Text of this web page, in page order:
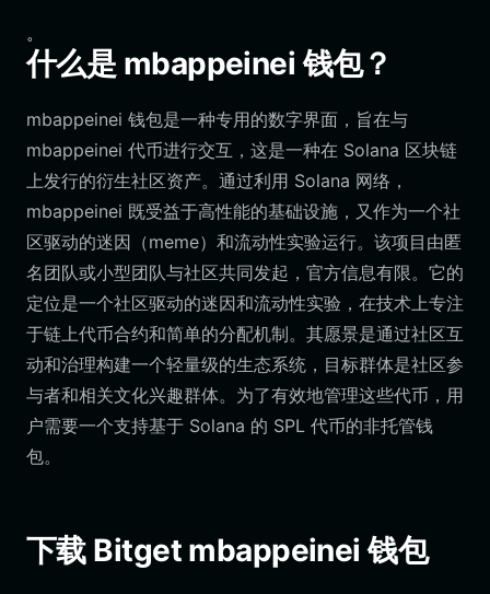
。
什么是 mbappeinei 钱包？
mbappeinei 钱包是一种专用的数字界面，旨在与
mbappeinei 代币进行交互，这是一种在 Solana 区块链
上发行的衍生社区资产。通过利用 Solana 网络，
mbappeinei 既受益于高性能的基础设施，又作为一个社
区驱动的迷因（meme）和流动性实验运行。该项目由匿
名团队或小型团队与社区共同发起，官方信息有限。它的
定位是一个社区驱动的迷因和流动性实验，在技术上专注
于链上代币合约和简单的分配机制。其愿景是通过社区互
动和治理构建一个轻量级的生态系统，目标群体是社区参
与者和相关文化兴趣群体。为了有效地管理这些代币，用
户需要一个支持基于 Solana 的 SPL 代币的非托管钱
包。
下载 Bitget mbappeinei 钱包